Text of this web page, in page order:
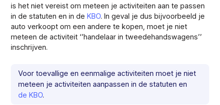
is het niet vereist om meteen je activiteiten aan te passen
in de statuten en in deKBO. In geval je dus bijvoorbeeld je
auto verkoopt om een andere te kopen, moet je niet
meteen de activiteit ‘’handelaar in tweedehandswagens’’
inschrijven.
Voor toevallige en eenmalige activiteiten moet je niet
meteen je activiteiten aanpassen in de statuten en
de KBO.